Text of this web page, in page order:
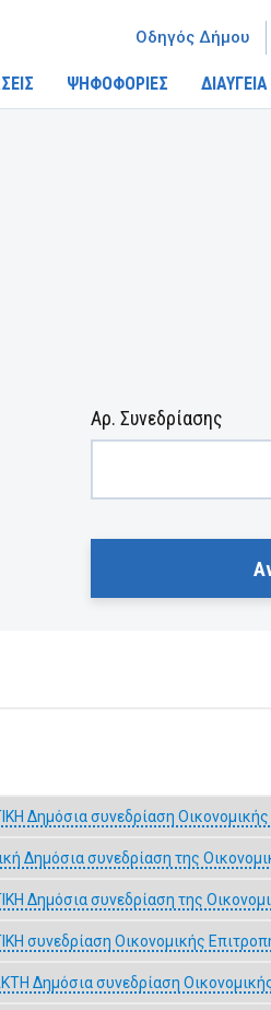
ΨΗΦΟΦΟΡΙΕΣ ΔΙΑΥΓΕΙΑ
Οδηγός Δήμου
Αρ. Συνεδρίασης
Δημόσια συνεδρίαση
Δημόσια συνεδρίαση της
Δημόσια συνεδρίαση της
συνεδρίαση Οικονομικής
Δημόσια συνεδρίαση